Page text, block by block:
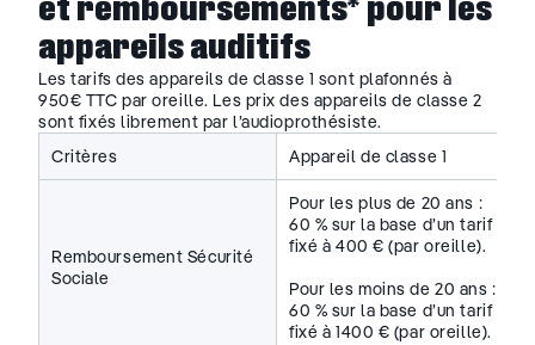
et remboursements* pour les
appareils auditifs
Les tarifs des appareils de classe 1 sont plafonnés à
950€ TTC par oreille. Les prix des appareils de classe 2
sont fixés librement par l’audioprothésiste.
Critères
Appareil de classe 1
Remboursement Sécurité
Sociale
Pour les plus de 20 ans :
60 % sur la base d’un tarif
fixé à 400 € (par oreille).
Pour les moins de 20 ans :
60 % sur la base d’un tarif
fixé à 1400 € (par oreille).